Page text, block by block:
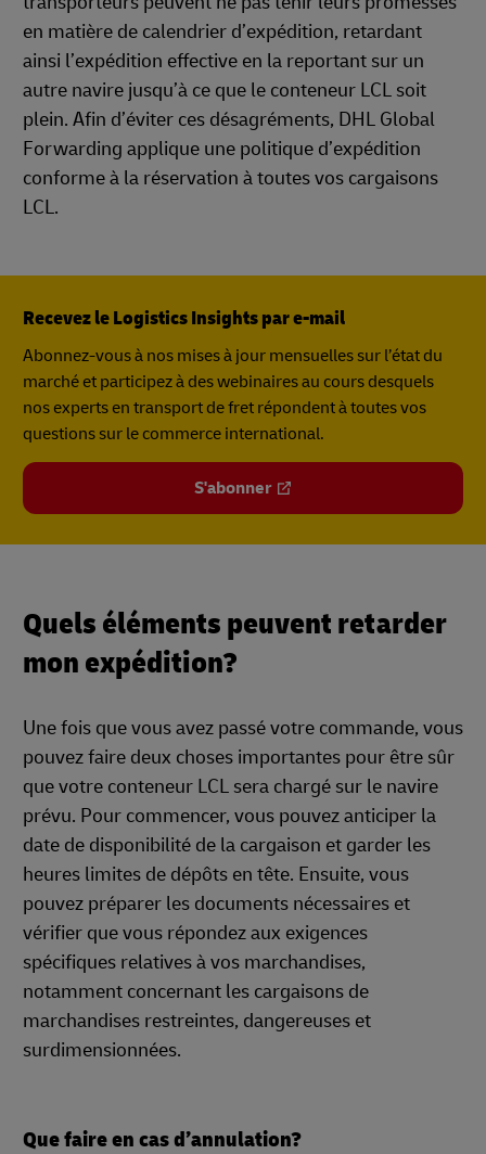
en matière de calendrier d’expédition, retardant
ainsi l’expédition effective en la reportant sur un
autre navire jusqu’à ce que le conteneur LCL soit
plein. Afin d’éviter ces désagréments, DHL Global
Forwarding applique une politique d’expédition
conforme à la réservation à toutes vos cargaisons
LCL.
Recevez le Logistics Insights par e-mail
Abonnez-vous à nos mises à jour mensuelles sur l’état du
marché et participez à des webinaires au cours desquels
nos experts en transport de fret répondent à toutes vos
questions sur le commerce international.
S'abonner
Quels éléments peuvent retarder
mon expédition?
Une fois que vous avez passé votre commande, vous
pouvez faire deux choses importantes pour être sûr
que votre conteneur LCL sera chargé sur le navire
prévu. Pour commencer, vous pouvez anticiper la
date de disponibilité de la cargaison et garder les
heures limites de dépôts en tête. Ensuite, vous
pouvez préparer les documents nécessaires et
vérifier que vous répondez aux exigences
spécifiques relatives à vos marchandises,
notamment concernant les cargaisons de
marchandises restreintes, dangereuses et
surdimensionnées.
Que faire en cas d’annulation?